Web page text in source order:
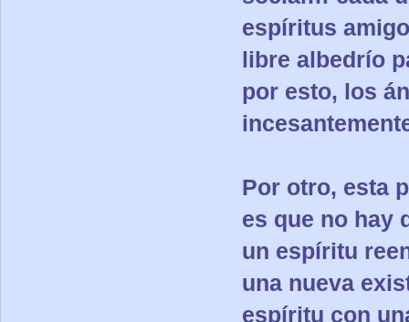
espíritus
libre albedrío
por esto, los
Por otro, esta
es que no hay
un espíritu
una nueva
espíritu con